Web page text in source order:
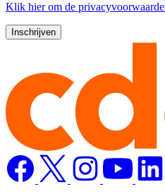
Klik hierom de